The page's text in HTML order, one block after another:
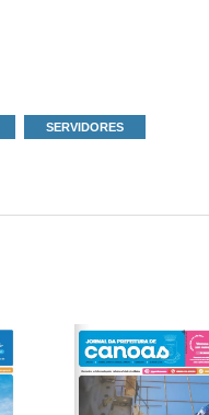
SERVIDORES